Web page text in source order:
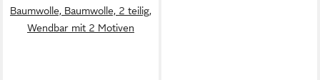
Baumwolle, Baumwolle, 2 teilig,
Wendbar mit 2 Motiven